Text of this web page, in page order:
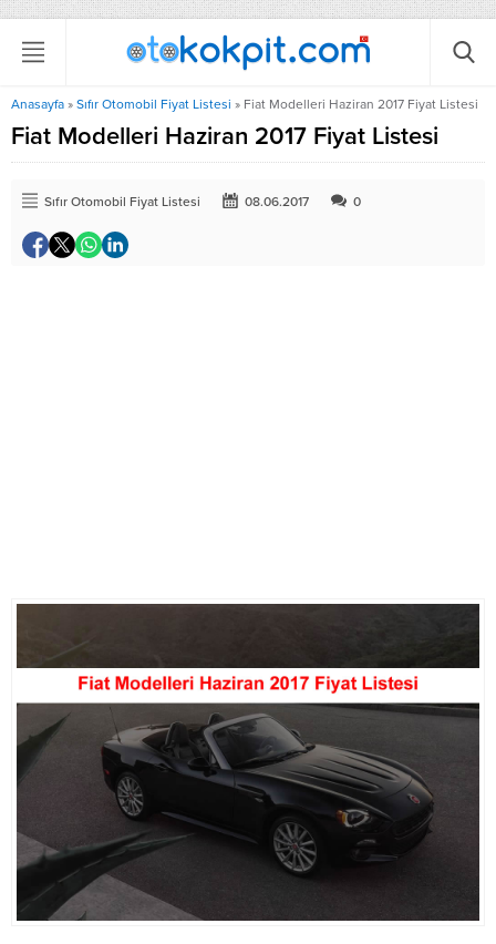
Anasayfa » Sıfır Otomobil Fiyat Listesi » Fiat Modelleri Haziran 2017 Fiyat Listesi
Fiat Modelleri Haziran 2017 Fiyat Listesi
Sıfır Otomobil Fiyat Listesi 08.06.2017 0